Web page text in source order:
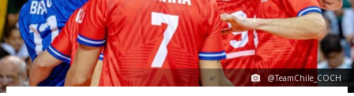
@TeamChile_COCH